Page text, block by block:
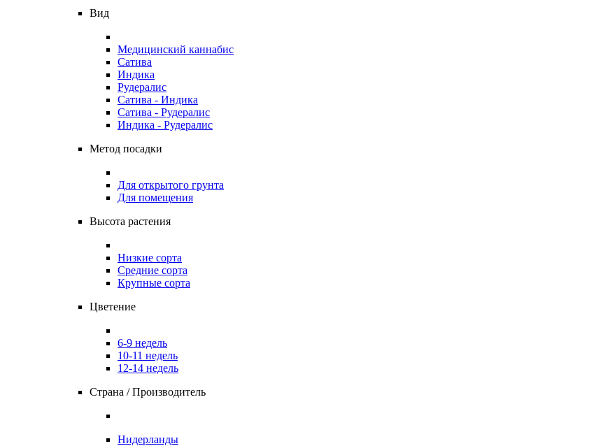
Вид
Медицинский каннабис
Сатива
Индика
Рудералис
Сатива - Индика
Сатива - Рудералис
Индика - Рудералис
Метод посадки
Для открытого грунта
Для помещения
Высота растения
Низкие сорта
Средние сорта
Крупные сорта
Цветение
6-9 недель
10-11 недель
12-14 недель
Страна / Производитель
Нидерланды